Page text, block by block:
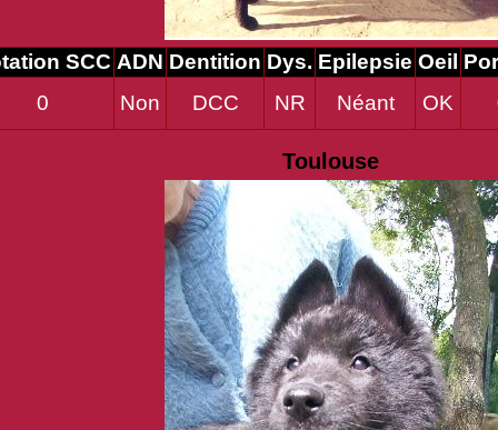
SCC ADN Dentition Dys. Epilepsie Oeil
0
Non DCC NR Néant OK
Toulouse